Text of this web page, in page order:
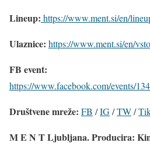
Lineup: https://www.ment.si/en/
Ulaznice: https://www.ment.si/en/
FB event:
https://www.facebook.com/events/
Društvene mreže: FB /IG/TW/
M E N T Ljubljana. Producira: